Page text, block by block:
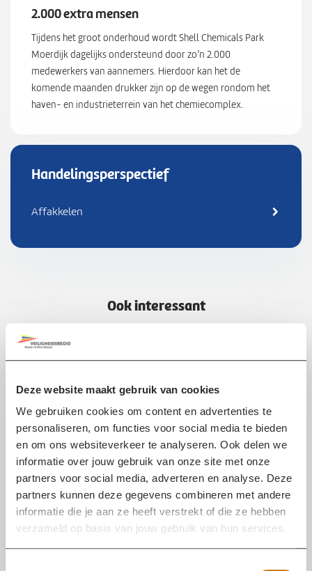
Deze website maakt gebruik van cookies
We gebruiken cookies om content en advertenties te
personaliseren, om functies voor social media te bieden
en om ons websiteverkeer te analyseren. Ook delen we
informatie over jouw gebruik van onze site met onze
partners voor social media, adverteren en analyse. Deze
partners kunnen deze gegevens combineren met andere
informatie die je aan ze heeft verstrekt of die ze hebben
verzameld op basis van jouw gebruik van hun services.
2.000 extra mensen
Tijdens het groot onderhoud wordt Shell Chemicals Park
Moerdijk dagelijks ondersteund door zo’n 2.000
medewerkers van aannemers. Hierdoor kan het de
komende maanden drukker zijn op de wegen rondom het
haven- en industrieterrein van het chemiecomplex.
Handelingsperspectief
Affakkelen
Ook interessant
Incident Liveblog